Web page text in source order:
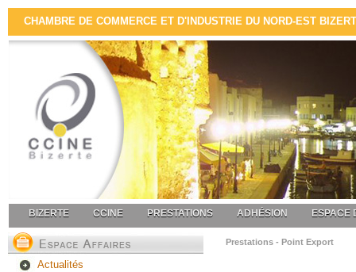
CHAMBRE DE COMMERCE ET D'INDUSTRIE DU NORD-EST
BIZERTE CCINE PRESTATIONS ADHÉSION ESPACE
Actualités
Prestations - Point Export